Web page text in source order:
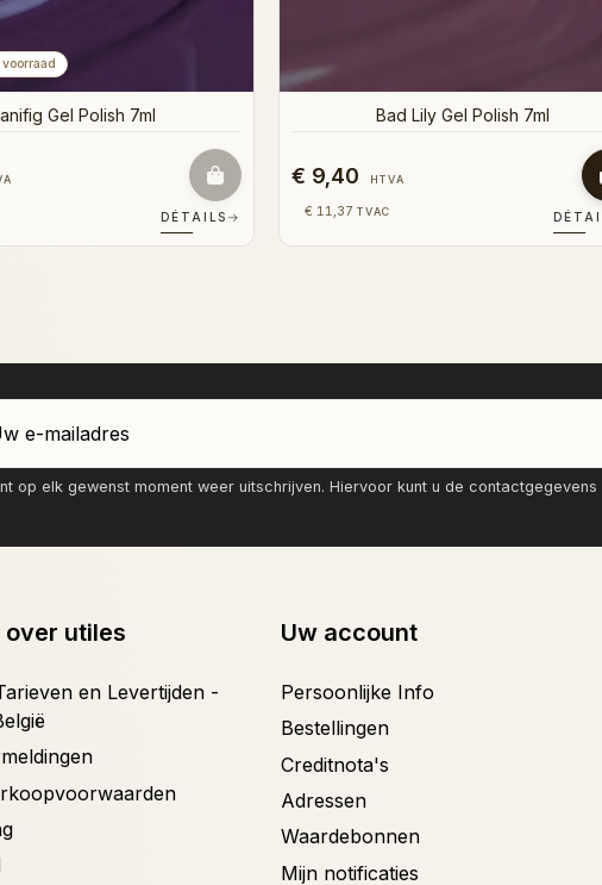
DÉTAILS →
€ 9,40 HTVA
€ 11,37 TVAC
op elk gewenst moment weer uitschrijven. Hiervoor kunt u de
utiles
en Levertijden -
Uw account
Persoonlijke Info
Bestellingen
Creditnota's
Adressen
Waardebonnen
Mijn notificaties